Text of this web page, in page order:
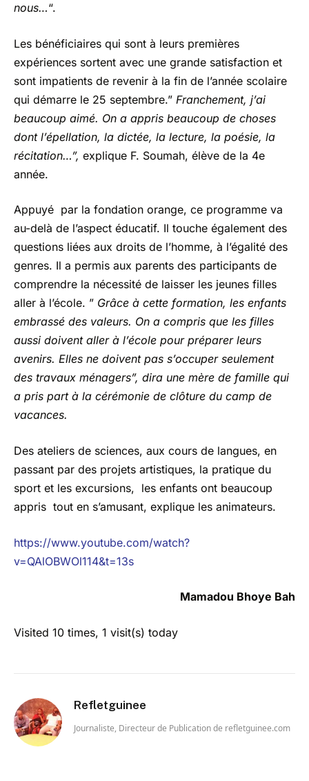
nous…“.
Les bénéficiaires qui sont à leurs premières
expériences sortent avec une grande satisfaction et
sont impatients de revenir à la fin de l’année scolaire
qui démarre le 25 septembre.” Franchement, j’ai
beaucoup aimé. On a appris beaucoup de choses
dont l’épellation, la dictée, la lecture, la poésie, la
récitation…”, explique F. Soumah, élève de la 4e
année.
Appuyé par la fondation orange, ce programme va
au-delà de l’aspect éducatif. Il touche également des
questions liées aux droits de l’homme, à l’égalité des
genres. Il a permis aux parents des participants de
comprendre la nécessité de laisser les jeunes filles
aller à l’école. ” Grâce à cette formation, les enfants
embrassé des valeurs. On a compris que les filles
aussi doivent aller à l’école pour préparer leurs
avenirs. Elles ne doivent pas s’occuper seulement
des travaux ménagers”, dira une mère de famille qui
a pris part à la cérémonie de clôture du camp de
vacances.
Des ateliers de sciences, aux cours de langues, en
passant par des projets artistiques, la pratique du
sport et les excursions, les enfants ont beaucoup
appris tout en s’amusant, explique les animateurs.
https://www.youtube.com/watch?
v=QAlOBWOl114&t=13s
Mamadou Bhoye Bah
Visited 10 times, 1 visit(s) today
Refletguinee
Journaliste, Directeur de Publication de refletguinee.com